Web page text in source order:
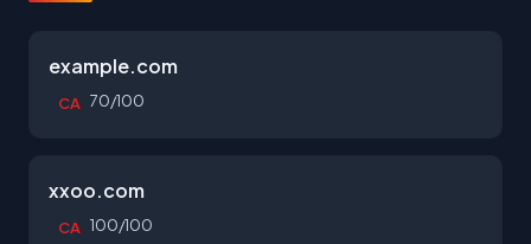
example.com
CA 70/100
xxoo.com
CA 100/100